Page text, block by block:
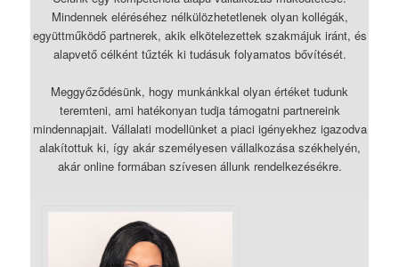
Mindennek eléréséhez nélkülözhetetlenek olyan kollégák,
együttműködő partnerek, akik elkötelezettek szakmájuk iránt, és
alapvető célként tűzték ki tudásuk folyamatos bővítését.
Meggyőződésünk, hogy munkánkkal olyan értéket tudunk
teremteni, ami hatékonyan tudja támogatni partnereink
mindennapjait. Vállalati modellünket a piaci igényekhez igazodva
alakítottuk ki, így akár személyesen vállalkozása székhelyén,
akár online formában szívesen állunk rendelkezésékre.